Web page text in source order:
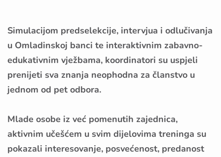
Simulacijom predselekcije, intervjua i odlučivanja
u Omladinskoj banci te interaktivnim zabavno-
edukativnim vježbama, koordinatori su uspjeli
prenijeti sva znanja neophodna za članstvo u
jednom od pet odbora.
Mlade osobe iz već pomenutih zajednica,
aktivnim učešćem u svim dijelovima treninga su
pokazali interesovanje, posvećenost, predanost